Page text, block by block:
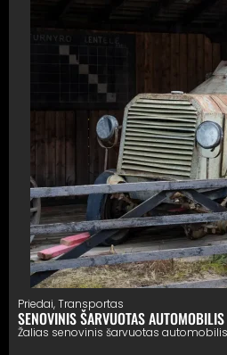
Priedai,Transportas
SENOVINIS ŠARVUOTAS AUTOMOBILIS
Žalias senovinis šarvuotas